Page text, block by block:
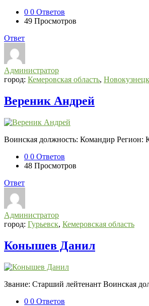
0 0 Ответов
49 Просмотров
Ответ
Администратор
город: Кемеровская область, Новокузнецк
Вереник Андрей
Воинская должность: Командир Регион:
0 0 Ответов
48 Просмотров
Ответ
Администратор
город: Гурьевск, Кемеровская область
Конышев Данил
Звание: Старший лейтенант Воинская
0 0 Ответов